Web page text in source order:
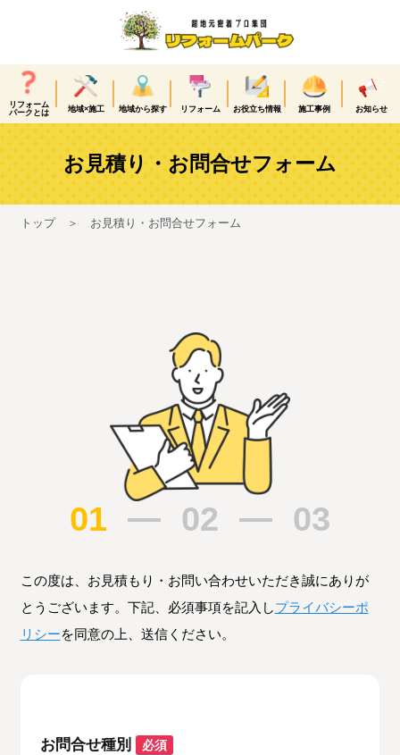
リフォーム
パークとは
地域×施工 地域から探す リフォーム お役立ち情報 施工事例 お知らせ
お見積り・お問合せフォーム
トップ お見積り・お問合せフォーム
01 02 03
この度は、お見積もり・お問い合わせいただき誠にありが
とうございます。下記、必須事項を記入しプライバシーポ
リシーを同意の上、送信ください。
お問合せ種別 必須